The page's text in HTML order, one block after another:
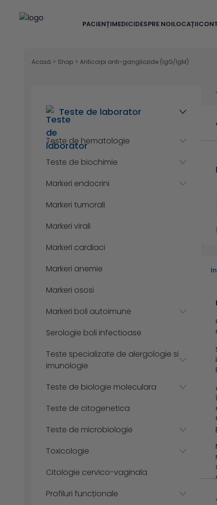
PACIENȚIMEDICIDESPRE NOILOCAȚII
Acasă > Shop > Anticorpi anti-gangliozide (IgG/IgM)
Teste de laborator
Teste de hematologie
Teste de biochimie
Markeri endocrini
Markeri tumorali
Markeri virali
Markeri cardiaci
Markeri anemie
Markeri ososi
Markeri boli autoimune
Serologie boli infectioase
Teste specializate de alergologie si
imunologie
Teste de biologie moleculara
Teste de citogenetica
Teste de microbiologie
Toxicologie
Citologie cervico-vaginala
Profiluri funcționale